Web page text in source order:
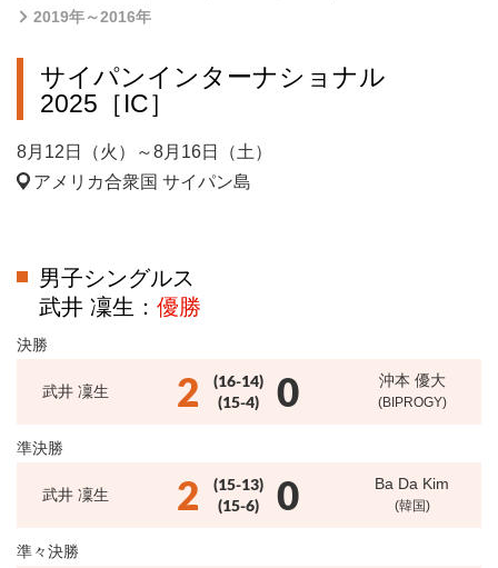
2019年～2016年
サイパンインターナショナル
2025［IC］
8月12日（火）～8月16日（土）
アメリカ合衆国 サイパン島
男子シングルス
武井 凜生： 優勝
決勝
武井 凜生 2
(16-14)
(15-4)
0 沖本 優大
(BIPROGY)
準決勝
武井 凜生 2
(15-13)
(15-6)
0 Ba Da Kim
(韓国)
準々決勝